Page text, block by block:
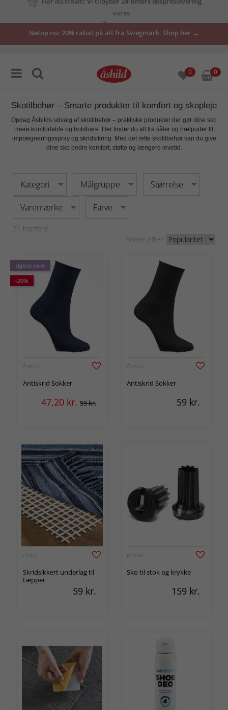
tilbud
her
Netop nu: 20% rabat på alt fra Swegmark. Shop her →
0 0
Skotilbehør – Smarte produkter til komfort og skopleje
Opdag Åshilds udvalg afskotilbehør – praktiske produkter der gør dine sko
mere komfortable og holdbare. Her finder du alt fra såler og hælpuder til
imprægneringsspray og skridsikring. Med det rette skotilbehør kan du give
dine sko bedre komfort, støtte og længere levetid .
Kategori Målgruppe Størrelse
Varemærke Farve
21 træffere
Sorter efter:
Ugens vare
-20%
ÅSHILD
Antiskrid Sokker
47,20 kr. 59 kr.
ÅSHILD
Antiskrid Sokker
59 kr.
LINEA
Skridsikkert underlag til
tæpper
59 kr.
POPAB
Sko til stok og krykke
159 kr.